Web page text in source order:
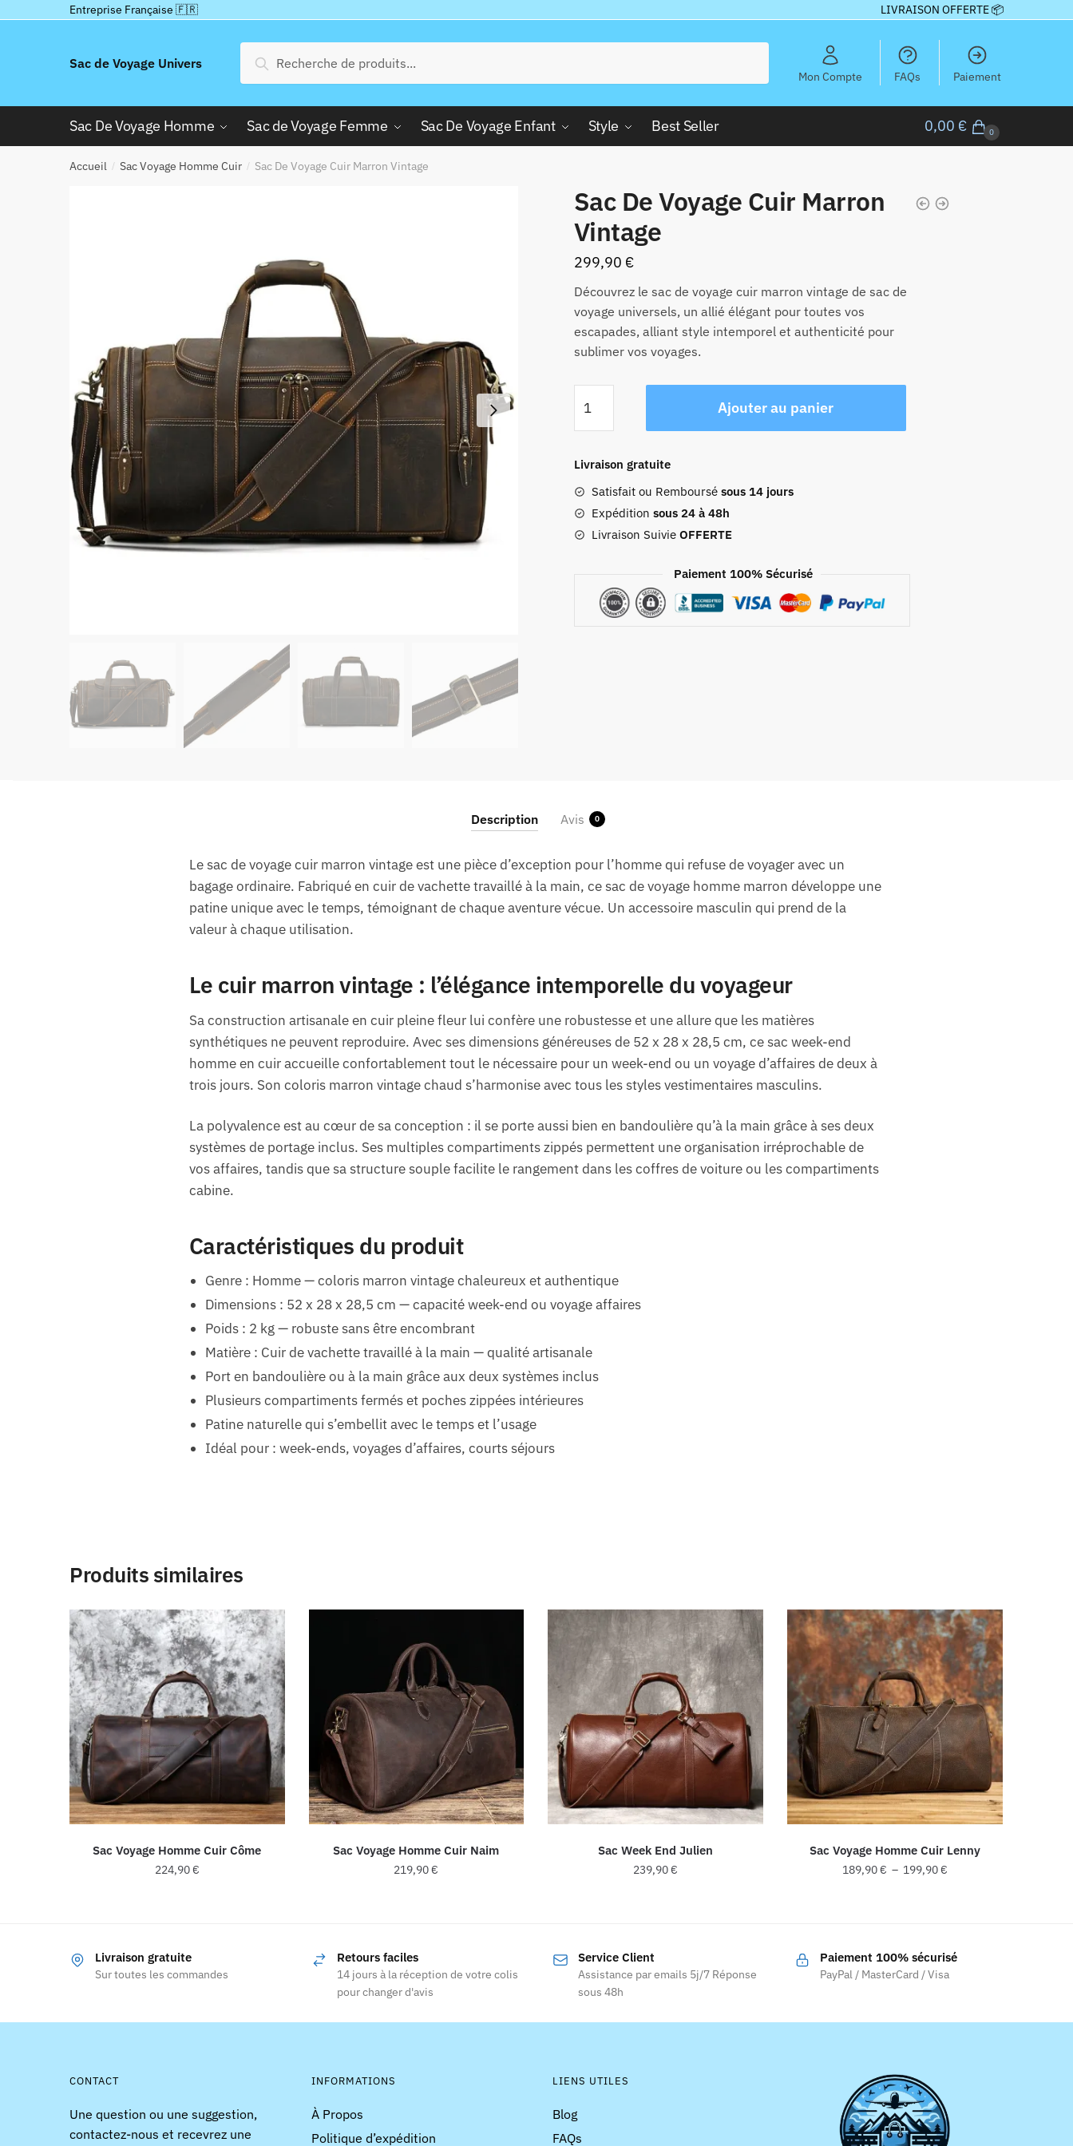
Entreprise Française 🇫🇷 LIVRAISON OFFERTE 📦
Sac de Voyage Univers
pour :
Recherche
Mon Compte FAQs Paiement
Sac De Voyage Homme Sac de Voyage Femme Sac De Voyage Enfant Style Best Seller 0,00 € 0
Accueil / Sac Voyage Homme Cuir / Sac De Voyage Cuir Marron Vintage
Sac De Voyage Cuir Marron
Vintage
299,90 €
Découvrez le sac de voyage cuir marron vintage de sac de
voyage universels, un allié élégant pour toutes vos
escapades, alliant style intemporel et authenticité pour
sublimer vos voyages.
de
Sac
Voyage
Cuir
Marron
Vintage
Ajouter au panier
Livraison gratuite
Satisfait ou Remboursé sous 14 jours
Expédition sous 24 à 48h
Livraison Suivie OFFERTE
Paiement 100% Sécurisé
Description Avis 0
Le sac de voyage cuir marron vintage est une pièce d’exception pour l’homme qui refuse de voyager avec un
bagage ordinaire. Fabriqué en cuir de vachette travaillé à la main, ce sac de voyage homme marron développe une
patine unique avec le temps, témoignant de chaque aventure vécue. Un accessoire masculin qui prend de la
valeur à chaque utilisation.
Le cuir marron vintage : l’élégance intemporelle du voyageur
Sa construction artisanale en cuir pleine fleur lui confère une robustesse et une allure que les matières
synthétiques ne peuvent reproduire. Avec ses dimensions généreuses de 52 x 28 x 28,5 cm, ce sac week-end
homme en cuir accueille confortablement tout le nécessaire pour un week-end ou un voyage d’affaires de deux à
trois jours. Son coloris marron vintage chaud s’harmonise avec tous les styles vestimentaires masculins.
La polyvalence est au cœur de sa conception : il se porte aussi bien en bandoulière qu’à la main grâce à ses deux
systèmes de portage inclus. Ses multiples compartiments zippés permettent une organisation irréprochable de
vos affaires, tandis que sa structure souple facilite le rangement dans les coffres de voiture ou les compartiments
cabine.
Caractéristiques du produit
Genre : Homme — coloris marron vintage chaleureux et authentique
Dimensions : 52 x 28 x 28,5 cm — capacité week-end ou voyage affaires
Poids : 2 kg — robuste sans être encombrant
Matière : Cuir de vachette travaillé à la main — qualité artisanale
Port en bandoulière ou à la main grâce aux deux systèmes inclus
Plusieurs compartiments fermés et poches zippées intérieures
Patine naturelle qui s’embellit avec le temps et l’usage
Idéal pour : week-ends, voyages d’affaires, courts séjours
Produits similaires
Sac Voyage Homme Cuir Côme
224,90€
plusieurs
variations.
options
la
page
Sac Voyage Homme Cuir Naim
219,90€
plusieurs
variations.
Les
options
page
Sac Week End Julien
239,90€
variations.
options
Sac Voyage Homme Cuir Lenny
189,90€ – 199,90€Plage
199,90 €
plusieurs
variations.
options
choisies
sur
la
page
Livraison gratuite
Sur toutes les commandes
Retours faciles
14 jours à la réception de votre colis
pour changer d'avis
Service Client
Assistance par emails 5j/7 Réponse
sous 48h
Paiement 100% sécurisé
PayPal / MasterCard / Visa
CONTACT
Une question ou une suggestion,
contactez-nous et recevrez une
INFORMATIONS
À Propos
Politique d’expédition
LIENS UTILES
Blog
FAQs